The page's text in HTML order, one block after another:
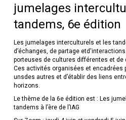
jumelages
tandems, 6e édition
Les jumelages interculturels et les
d’échanges, de partage
porteuses de cultures différentes et
Ces activités organisées et encadrées
unsdes autres et d’établir des liens
horizons.
Le thème de la 6e édition est : Les
tandems à l’ère de l’IAG